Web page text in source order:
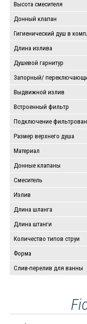
Высота смесителя
Донный клапан
Гигиенический душ в
Длина излива
Душевой гарнитур
Запорный/
Выдвижной излив
Встроенный фильтр
Подключение
Размер верхнего душа
Материал
Донные клапаны
Смеситель
Излив
Длина шланга
Длина штанги
Количество типов струи
Форма
Слив-перелив для ванны